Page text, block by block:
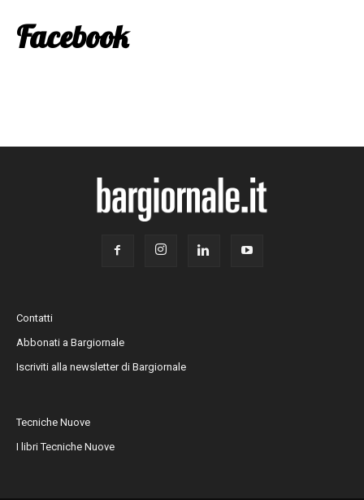
Facebook
Contatti
Abbonati a Bargiornale
Iscriviti alla newsletter di Bargiornale
Tecniche Nuove
I libri Tecniche Nuove